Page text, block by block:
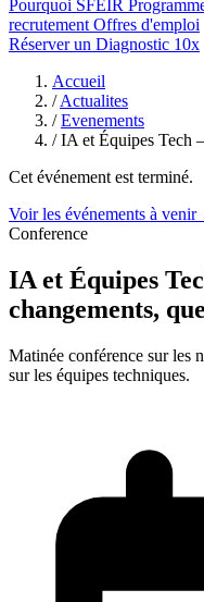
Pourquoi SFEIR
recrutement Offres d'emploi
Réserver un Diagnostic 10x
Accueil
/ Actualites
/ Evenements
/ IA et Équipes Tech
Cet événement est terminé.
Voir les événements à
Conference
IA et Équipes
changements,
Matinée conférence sur les
sur les équipes techniques.